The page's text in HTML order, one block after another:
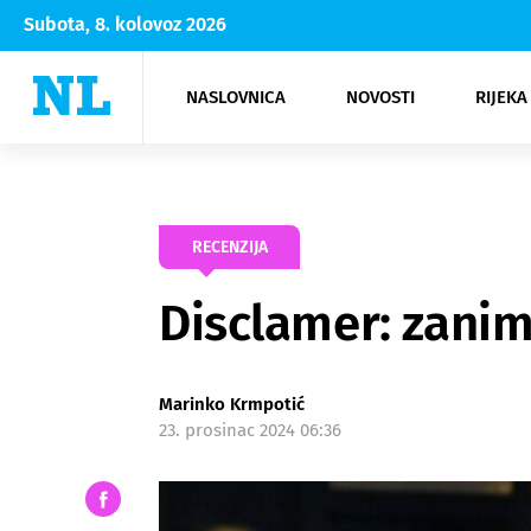
Subota, 8. kolovoz 2026
NASLOVNICA NOVOSTI
Rijeka Opatija
NK
Moda
Kultura
RECENZIJA
Disclamer:
Marinko Krmpotić
23. prosinac 2024 06:36